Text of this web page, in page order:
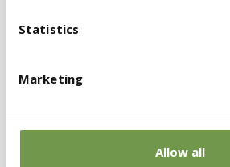
Statistics
Marketing
Allow all
και διαπιστώσεις ενώ το
του κ. Χρυσανθακόπουλου
του κ. Ζουγανέλη Γεράσιμου
σε εμπορικά θέματα που